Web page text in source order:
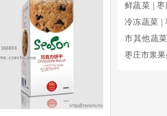
鲜蔬菜
枣
冷冻蔬菜
市其他蔬
枣庄市浆